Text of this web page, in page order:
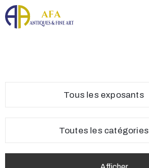
Tous les exposants
Toutes les catégories